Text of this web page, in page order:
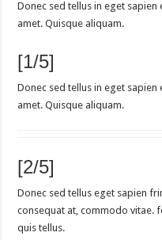
Donec sed tellus in eget
amet. Quisque aliquam.
[1/5]
Donec sed tellus in eget
amet. Quisque aliquam.
[2/5]
Donec sed tellus eget sapien
consequat at, commodo vitae.
quis tellus.